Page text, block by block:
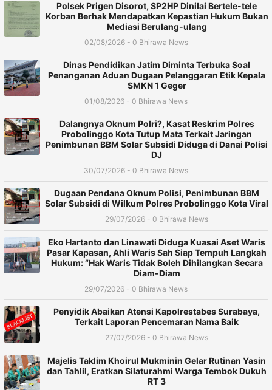
Polsek Prigen Disorot, SP2HP Dinilai Bertele-tele
Korban Berhak Mendapatkan Kepastian Hukum Bukan
Mediasi Berulang-ulang
02/08/2026 - 0 Bhirawa News
Dinas Pendidikan Jatim Diminta Terbuka Soal
Penanganan Aduan Dugaan Pelanggaran Etik Kepala
SMKN 1 Geger
01/08/2026 - 0 Bhirawa News
Dalangnya Oknum Polri?, Kasat Reskrim Polres
Probolinggo Kota Tutup Mata Terkait Jaringan
Penimbunan BBM Solar Subsidi Diduga di Danai Polisi
DJ
30/07/2026 - 0 Bhirawa News
Dugaan Pendana Oknum Polisi, Penimbunan BBM
Solar Subsidi di Wilkum Polres Probolinggo Kota Viral
29/07/2026 - 0 Bhirawa News
Eko Hartanto dan Linawati Diduga Kuasai Aset Waris
Pasar Kapasan, Ahli Waris Sah Siap Tempuh Langkah
Hukum: “Hak Waris Tidak Boleh Dihilangkan Secara
Diam-Diam
29/07/2026 - 0 Bhirawa News
Penyidik Abaikan Atensi Kapolrestabes Surabaya,
Terkait Laporan Pencemaran Nama Baik
27/07/2026 - 0 Bhirawa News
Majelis Taklim Khoirul Mukminin Gelar Rutinan Yasin
dan Tahlil, Eratkan Silaturahmi Warga Tembok Dukuh
RT 3